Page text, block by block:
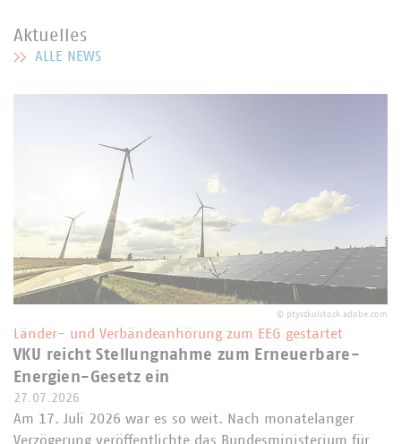
Aktuelles
MEHR ZU AKTUELLES
ALLE NEWS
© ptyszku/stock.adobe.com
Länder- und Verbändeanhörung zum EEG gestartet
VKU reicht Stellungnahme zum Erneuerbare-
Energien-Gesetz ein
27.07.2026
Am 17. Juli 2026 war es so weit. Nach monatelanger
Verzögerung veröffentlichte das Bundesministerium für